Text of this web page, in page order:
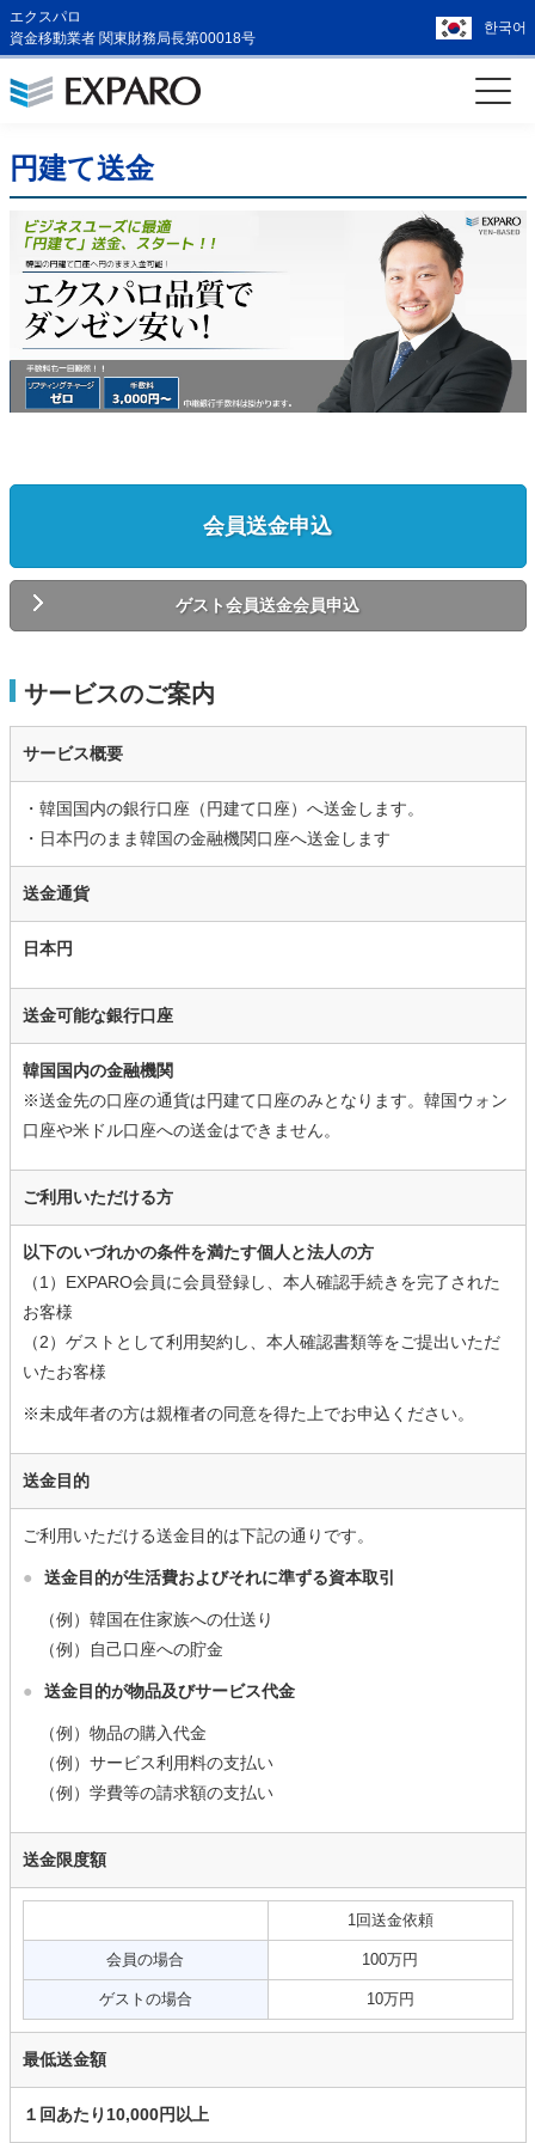
エクスパロ
資金移動業者 関東財務局長第00018号
한국어
円建て送金
会員送金申込
ゲスト会員送金会員申込
サービスのご案内
サービス概要
・韓国国内の銀行口座（円建て口座）へ送金します。
・日本円のまま韓国の金融機関口座へ送金します
送金通貨
日本円
送金可能な銀行口座
韓国国内の金融機関
※送金先の口座の通貨は円建て口座のみとなります。韓国ウォン
口座や米ドル口座への送金はできません。
ご利用いただける方
以下のいづれかの条件を満たす個人と法人の方
（1）EXPARO会員に会員登録し、本人確認手続きを完了された
お客様
（2）ゲストとして利用契約し、本人確認書類等をご提出いただ
いたお客様
※未成年者の方は親権者の同意を得た上でお申込ください。
送金目的
ご利用いただける送金目的は下記の通りです。
● 送金目的が生活費およびそれに準ずる資本取引
（例）韓国在住家族への仕送り
（例）自己口座への貯金
● 送金目的が物品及びサービス代金
（例）物品の購入代金
（例）サービス利用料の支払い
（例）学費等の請求額の支払い
送金限度額
1回送金依頼
会員の場合 100万円
ゲストの場合 10万円
最低送金額
１回あたり10,000円以上